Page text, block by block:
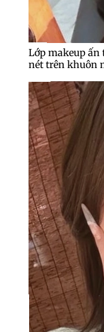
Lớp makeup ấn
nét trên khuôn